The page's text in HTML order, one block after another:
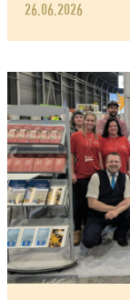
26.06.2026